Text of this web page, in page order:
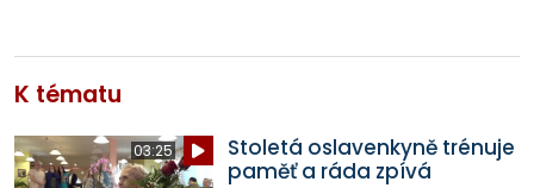
K tématu
03:25
Stoletá oslavenkyně trénuje
paměť a ráda zpívá